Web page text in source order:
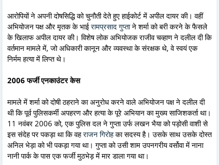
आरोपियों ने अपनी दोषसिद्धि को चुनौती देते हुए हाईकोर्ट में अपील दायर की। वहीं
अभियोजन पक्ष और मृतक के भाईरामप्रसाद गुप्ताने शर्मा को बरी करने के फैसले
के खिलाफ अपील दायर की। विशेष लोक अभियोजक राजीव चव्हाण ने दलील दी कि
वर्तमान मामले में, जो अधिकारी कानून और व्यवस्था के संरक्षक थे, वे स्वयं एक
निर्मम हत्या में लिप्त थे।
2006 फर्जी एनकाउंटर केस
मामले में शर्मा को दोषी ठहराने का अनुरोध करने वाले अभियोजन पक्ष ने दलील दी
थी कि पूर्व पुलिसकर्मी अपहरण और हत्या के पूरे अभियान का मुख्य साजिशकर्ता था।
11 नवंबर 2006 को, एक पुलिस दल ने गुप्ता उर्फ लखन भैया को पड़ोसी वाशी से
इस संदेह पर पकड़ा था कि वहराजन गिरोहका सदस्य है। उसके साथ उसके दोस्त
अनिल भेड़ा को भी पकड़ा गया था। गुप्ता को उसी शाम उपनगरीय वर्सोवा में नाना
नानी पार्क के पास एक फर्जी मुठभेड़ में मार डाला गया था।